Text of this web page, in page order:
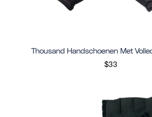
Thousand Handschoenen Met
$33